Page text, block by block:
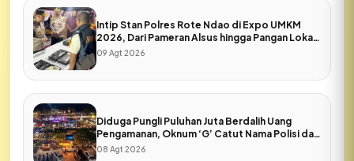
Intip Stan Polres Rote Ndao di Expo UMKM
2026, Dari Pameran Alsus hingga Pangan Lokal
Bhayangkari
09 Agt 2026
Diduga Pungli Puluhan Juta Berdalih Uang
Pengamanan, Oknum ‘G’ Catut Nama Polisi dan
Pers di Expo Rote Ndao
08 Agt 2026